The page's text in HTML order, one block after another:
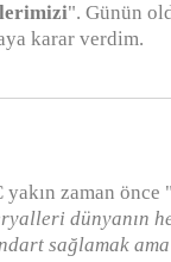
". Günün
karar verdim.
yakın zaman önce
dünyanın
sağlamak